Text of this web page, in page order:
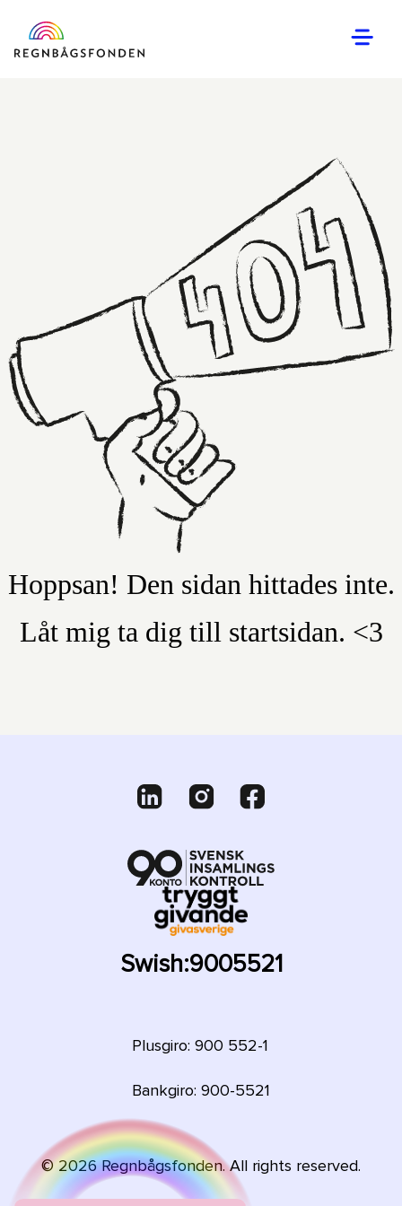
Hoppsan! Den sidan hittades inte.
Låt mig ta dig till startsidan. <3
Swish:9005521
Plusgiro: 900 552-1
Bankgiro: 900-5521
©2026Regnbågsfonden. All rights reserved.